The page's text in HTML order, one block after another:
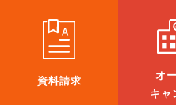
企業向け
《3DGS》
3DGSスキャンサービス
資料請求
オ
キャ